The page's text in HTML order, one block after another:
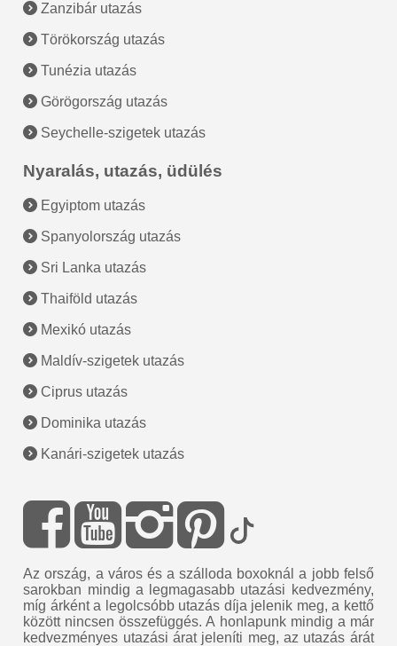
Zanzibár utazás
Törökország utazás
Tunézia utazás
Görögország utazás
Seychelle-szigetek utazás
Nyaralás, utazás, üdülés
Egyiptom utazás
Spanyolország utazás
Sri Lanka utazás
Thaiföld utazás
Mexikó utazás
Maldív-szigetek utazás
Ciprus utazás
Dominika utazás
Kanári-szigetek utazás
Az ország, a város és a szálloda boxoknál a jobb felső
sarokban mindig a legmagasabb utazási kedvezmény,
míg árként a legolcsóbb utazás díja jelenik meg, a kettő
között nincsen összefüggés. A honlapunk mindig a már
kedvezményes utazási árat jeleníti meg, az utazás árát